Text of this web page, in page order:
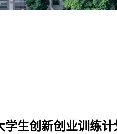
生创新创业训练